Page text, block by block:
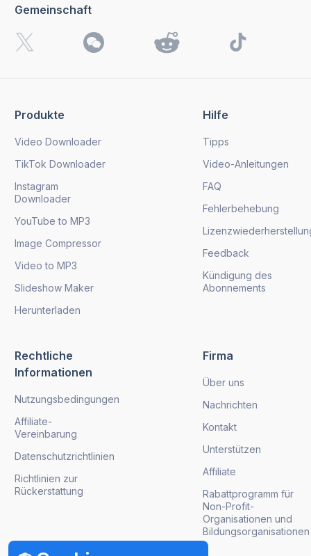
Produkte
Video Downloader
TikTok Downloader
Instagram
Downloader
YouTube to MP3
Image Compressor
Video to MP3
Slideshow Maker
Herunterladen
Hilfe
Tipps
Video-Anleitungen
FAQ
Fehlerbehebung
Feedback
Kündigung des
Abonnements
Rechtliche
Informationen
Nutzungsbedingungen
Affiliate-
Vereinbarung
Datenschutzrichtlinien
Richtlinien zur
Rückerstattung
Firma
Über uns
Nachrichten
Kontakt
Unterstützen
Affiliate
Rabattprogramm für
Non-Profit-
Organisationen und
Bildungsorganisationen
Gemeinschaft